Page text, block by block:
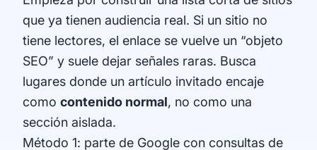
que ya tienen audiencia real. Si un sitio no
tiene lectores, el enlace se vuelve un “objeto
SEO” y suele dejar señales raras. Busca
lugares donde un artículo invitado encaje
como contenido normal, no como una
sección aislada.
Método 1: parte de Google con consultas de